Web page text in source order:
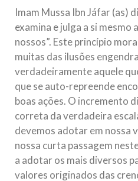
Imam Mussa Ibn Jáfar (as)
examina e julga a si mesmo
nossos”. Este princípio
muitas das ilusões
verdadeiramente aquele
que se auto-repreende
boas ações. O incremento
correta da verdadeira
devemos adotar em nossa
nossa curta passagem
a adotar os mais diversos
valores originados das